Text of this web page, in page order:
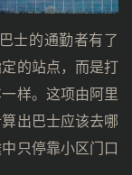
士的通勤者有了
的站点，而是打
样。这项由阿里
出巴士应该去哪
只停靠小区门口